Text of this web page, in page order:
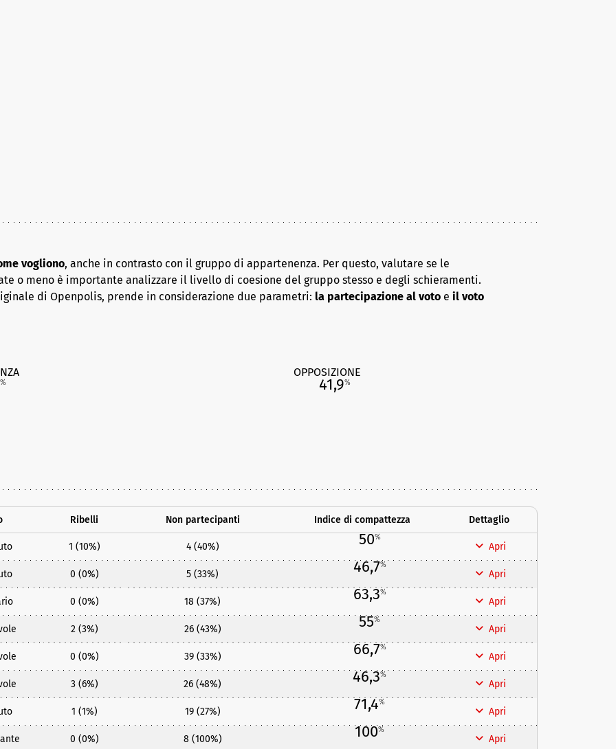
vogliono, anche in contrasto con il gruppo di appartenenza. Per questo, valutare se le
o meno è importante analizzare il livello di coesione del gruppo stesso e degli schieramenti.
di Openpolis, prende in considerazione due parametri: la partecipazione al voto e il voto
%
OPPOSIZIONE
41,9%
Ribelli Non partecipanti Indice di compattezza Dettaglio
1 (10%) 4 (40%) 50%
Apri
0 (0%) 5 (33%) 46,7%
Apri
0 (0%) 18 (37%) 63,3%
Apri
2 (3%) 26 (43%) 55%
Apri
0 (0%) 39 (33%) 66,7%
Apri
3 (6%) 26 (48%) 46,3%
Apri
1 (1%) 19 (27%) 71,4%
Apri
0 (0%) 8 (100%) 100%
Apri